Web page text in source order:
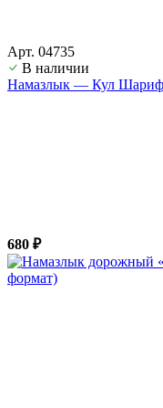
Арт. 04735
В наличии
Намазлык — Кул Шариф
680 ₽